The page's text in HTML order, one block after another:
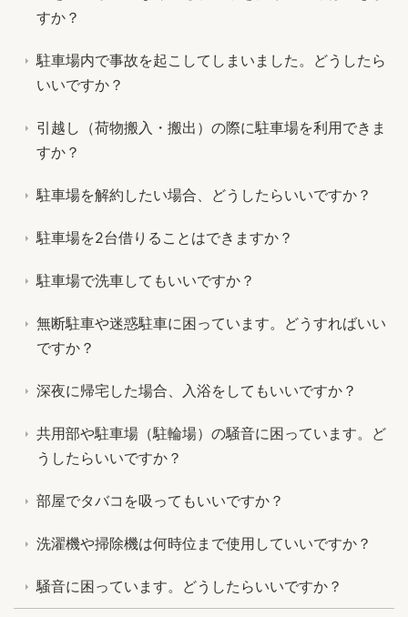
すか？
駐車場内で事故を起こしてしまいました。どうしたら
いいですか？
引越し（荷物搬入・搬出）の際に駐車場を利用できま
すか？
駐車場を解約したい場合、どうしたらいいですか？
駐車場を2台借りることはできますか？
駐車場で洗車してもいいですか？
無断駐車や迷惑駐車に困っています。どうすればいい
ですか？
深夜に帰宅した場合、入浴をしてもいいですか？
共用部や駐車場（駐輪場）の騒音に困っています。ど
うしたらいいですか？
部屋でタバコを吸ってもいいですか？
洗濯機や掃除機は何時位まで使用していいですか？
騒音に困っています。どうしたらいいですか？